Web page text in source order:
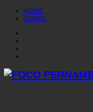
HOME
SOBRE